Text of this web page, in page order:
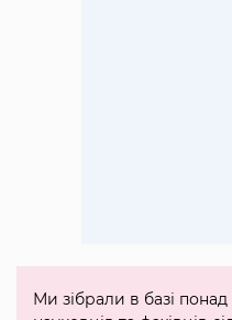
Ми зібрали в базі